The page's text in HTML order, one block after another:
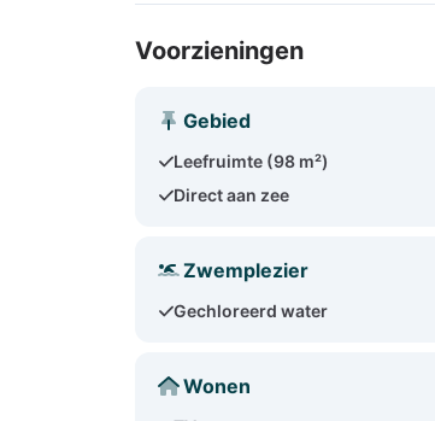
Voorzieningen
Gebied
Leefruimte (98 m²)
Direct aan zee
Zwemplezier
Gechloreerd water
Wonen